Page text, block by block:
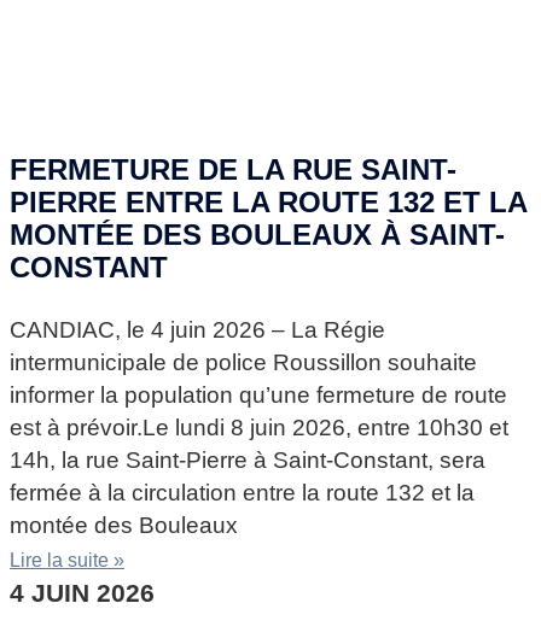
FERMETURE DE LA RUE SAINT-
PIERRE ENTRE LA ROUTE 132 ET LA
MONTÉE DES BOULEAUX À SAINT-
CONSTANT
CANDIAC, le 4 juin 2026 – La Régie
intermunicipale de police Roussillon souhaite
informer la population qu’une fermeture de route
est à prévoir.Le lundi 8 juin 2026, entre 10h30 et
14h, la rue Saint-Pierre à Saint-Constant, sera
fermée à la circulation entre la route 132 et la
montée des Bouleaux
Lire la suite »
4 JUIN 2026